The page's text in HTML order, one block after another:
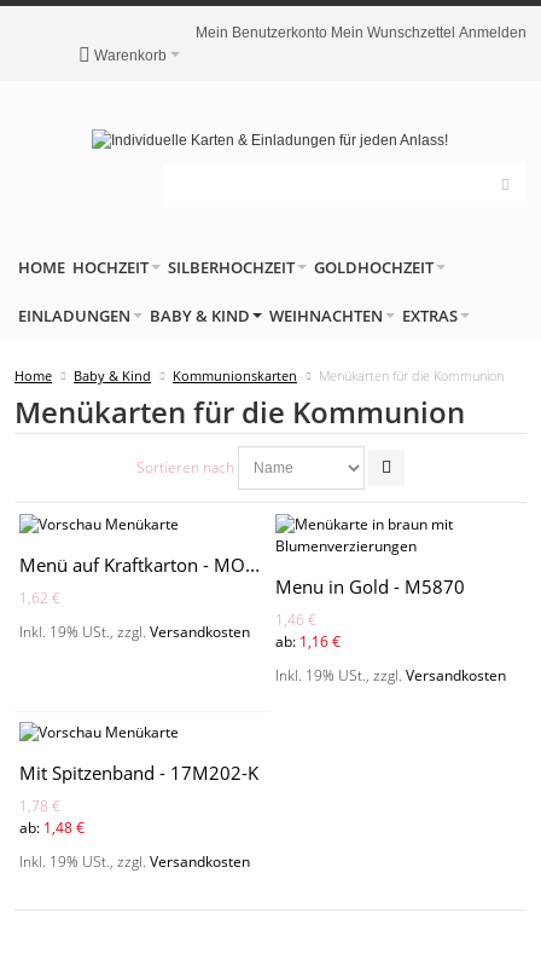
Warenkorb
Mein Benutzerkonto Mein Wunschzettel Anmelden
HOME HOCHZEIT SILBERHOCHZEIT GOLDHOCHZEIT
EINLADUNGEN BABY & KIND WEIHNACHTEN EXTRAS
Home Baby & Kind Kommunionskarten Menükarten für die Kommunion
Menükarten für die Kommunion
Sortieren nach
Menü auf Kraftkarton - MO3001M
1,62 €
Inkl. 19% USt.,zzgl.Versandkosten
Menu in Gold - M5870
1,46 €
ab: 1,16 €
Inkl. 19% USt.,zzgl.Versandkosten
Mit Spitzenband - 17M202-K
1,78 €
ab: 1,48 €
Inkl. 19% USt.,zzgl.Versandkosten